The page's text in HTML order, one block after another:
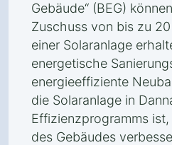
Gebäude“ (BEG)
Zuschuss von bis zu
einer Solaranlage
energetische
energieeffiziente
die Solaranlage in
Effizienzprogramms
des Gebäudes